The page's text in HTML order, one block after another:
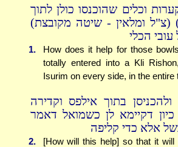
וכלים שהוכנסו כולן לתוך
(צ"ל ומלאין - שיטה מקובצת)
עובי הכלי
1.
How does it help for those
totally entered into a Kli
Isurim on every side, in the entire
ולהכניסן בתוך אילפס וקדירה
דקיימא לן כשמואל דאמר
אלא כדי קליפה
2.
[How will this help] so that it will